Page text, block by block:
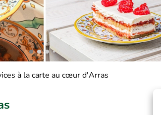
à la carte au cœur d'Arras